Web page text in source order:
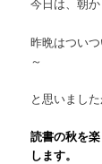
今日は、朝
昨晩はつい
～
と思いまし
読書の秋を
します。